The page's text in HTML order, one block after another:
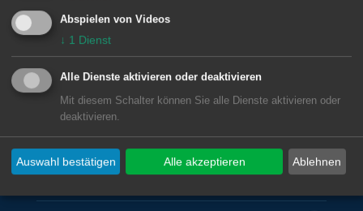
Unsere Anschrift
Rathaus Aalen
Marktplatz 30
07361 52-0
presseamt@aalen.de
Abspielen von Videos
↓ 1 Dienst
Alle Dienste aktivieren oder deaktivieren
Mit diesem Schalter können Sie alle Dienste aktivieren oder
deaktivieren.
Ablehnen
Auswahl bestätigen Alle akzeptieren